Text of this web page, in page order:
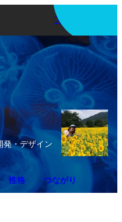
アプリを使う
発・デザイン
性格 つながり